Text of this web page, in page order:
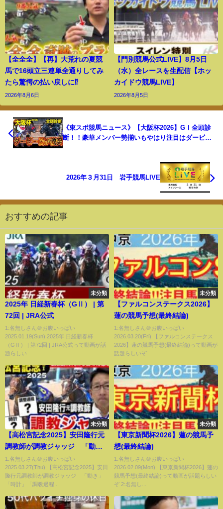
【全全全】【再】大荒れの夏競
馬で16頭立三連単全通りしてみ
たら驚愕の払い戻しに⁉︎
2026年8月6日
【門別競馬公式LIVE】8月5日
（水）全レースを生配信【ホッ
カイドウ競馬LIVE】
2026年8月5日
《東スポ競馬ニュース》【大阪杯2026】GⅠ全頭診
断！！豪華メンバー勢揃いもやはり注目はダービー
2026年３月31日 岩手競馬LIVE
おすすめの記事
未分類
2025年 日経新春杯（GⅡ） | 第
72回 | JRA公式
1:名無しさん＠お腹いっぱい
2025.01.19(Sun) 2025年 日経新春杯
（GⅡ） | 第72回 | JRA公式って動画が話
題らしい...
未分類
【ファルコンステークス2026】
蓮の競馬予想(最終結論)
1:名無しさん＠お腹いっぱい
2026.03.20(Fri) 【ファルコンステークス
2026】蓮の競馬予想(最終結論)って動画が
話題らしいぞ ...
未分類
【高松宮記念2025】安田隆行元
調教師が調教ジャッジ 「動
き」「時計」「調教過程」を採
点しピックアップした5頭を発
表！《東スポ競馬ニュース》
1:名無しさん＠お腹いっぱい
2025.03.27(Thu) 【高松宮記念2025】安田
隆行元調教師が調教ジャッジ 「動き」
「時計」「調教過程...
未分類
【東京新聞杯2026】蓮の競馬予
想(最終結論)
1:名無しさん＠お腹いっぱい
2026.02.09(Mon) 【東京新聞杯2026】蓮の
競馬予想(最終結論)って動画が話題らしい
ぞ 2:名無し...